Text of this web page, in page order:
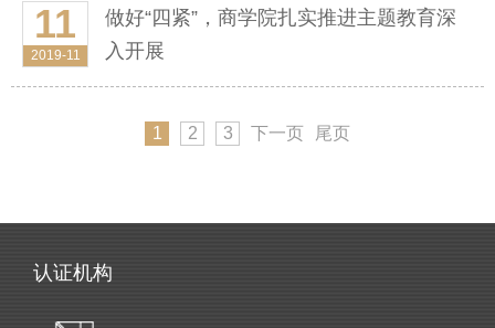
11
2019-11
做好“四紧”，商学院扎实推进主题教育深
入开展
1 2 3 下一页 尾页
认证机构